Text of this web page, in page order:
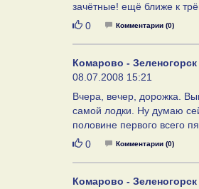
зачётные! ещё ближе к
Нравится
0 Комментарии (0)
Комарово - Зеленогорск
08.07.2008 15:21
Вчера, вечер, дорожка.
самой лодки. Ну думаю
половине первого всего
Нравится
0 Комментарии (0)
Комарово - Зеленогорск